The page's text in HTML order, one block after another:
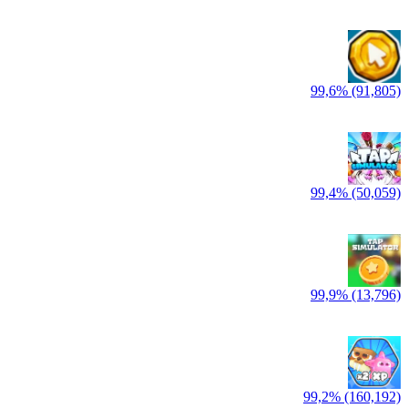
99,6% (91,805)
99,4% (50,059)
99,9% (13,796)
99,2% (160,192)